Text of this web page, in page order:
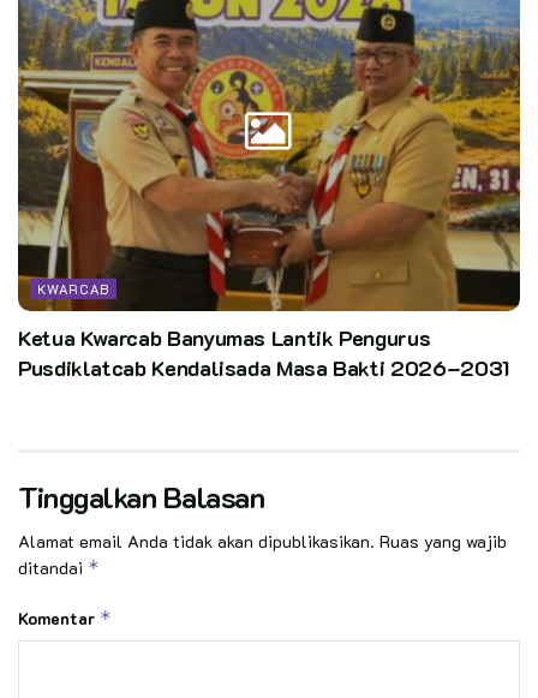
KWARCAB
Ketua Kwarcab Banyumas Lantik Pengurus
Pusdiklatcab Kendalisada Masa Bakti 2026–2031
Tinggalkan Balasan
Alamat email Anda tidak akan dipublikasikan. Ruas yang wajib
ditandai *
Komentar *